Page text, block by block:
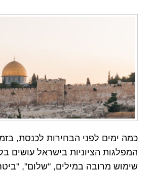
כמה ימים לפני הבחירות לכנסת,
המפלגות הציוניות בישראל עושים
שימוש מרובה במילים, "שלום",